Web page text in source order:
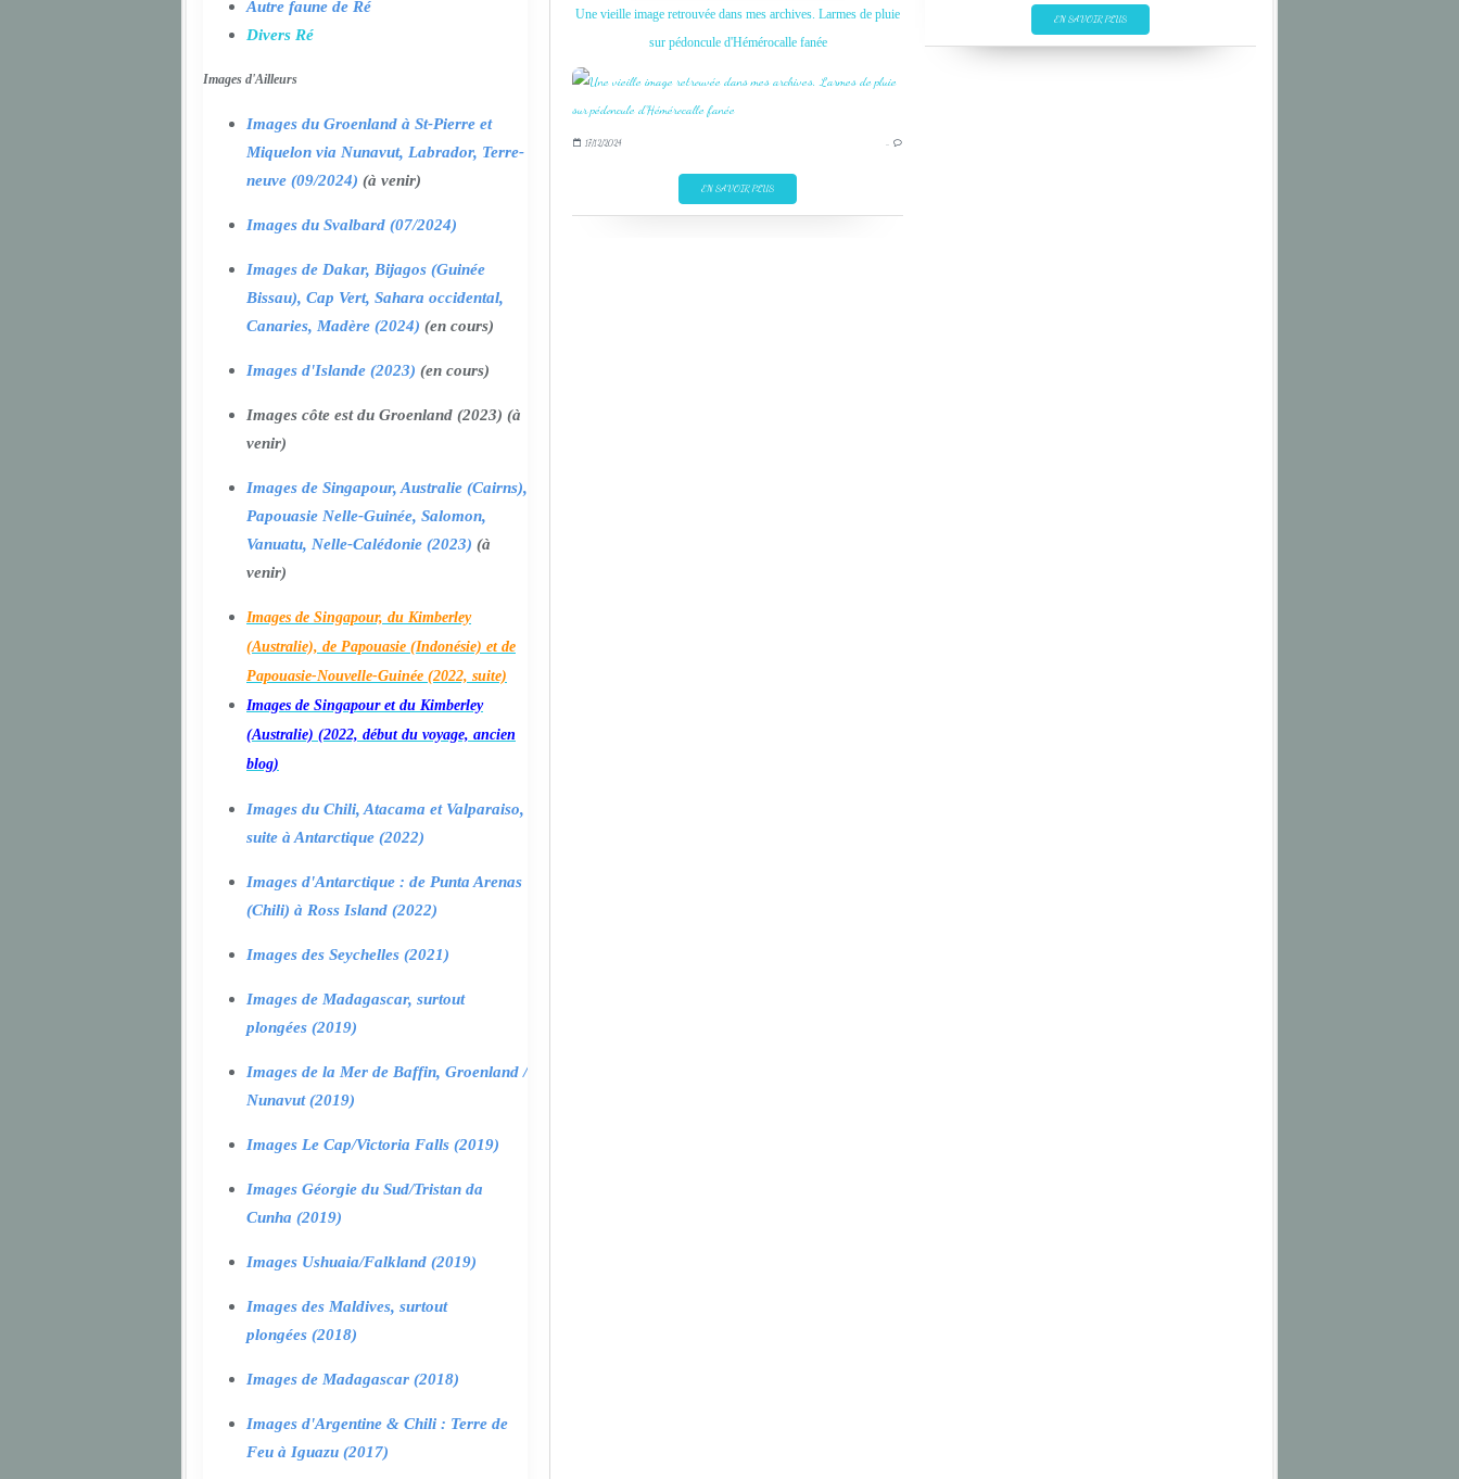
EN SAVOIR PLUS
Une vieille image retrouvée dans mes archives. Larmes de pluie
sur pédoncule d'Hémérocalle fanée
17/12/2024 …
EN SAVOIR PLUS
Autre faune de Ré
Divers Ré
Images d'Ailleurs
Images du Groenland à St-Pierre et
Miquelon via Nunavut, Labrador, Terre-
neuve (09/2024) (à venir)
Images du Svalbard (07/2024)
Images de Dakar, Bijagos (Guinée
Bissau), Cap Vert, Sahara occidental,
Canaries, Madère (2024) (en cours)
Images d'Islande (2023) (en cours)
Images côte est du Groenland (2023) (à
venir)
Images de Singapour, Australie (Cairns),
Papouasie Nelle-Guinée, Salomon,
Vanuatu, Nelle-Calédonie (2023) (à
venir)
Images de Singapour, du Kimberley
(Australie), de Papouasie (Indonésie) et de
Papouasie-Nouvelle-Guinée (2022, suite)
Images de Singapour et du Kimberley
(Australie) (2022, début du voyage, ancien
blog)
Images du Chili, Atacama et Valparaiso,
suite à Antarctique (2022)
Images d'Antarctique : de Punta Arenas
(Chili) à Ross Island (2022)
Images des Seychelles (2021)
Images de Madagascar, surtout
plongées (2019)
Images de la Mer de Baffin, Groenland /
Nunavut (2019)
Images Le Cap/Victoria Falls (2019)
Images Géorgie du Sud/Tristan da
Cunha (2019)
Images Ushuaia/Falkland (2019)
Images des Maldives, surtout
plongées (2018)
Images de Madagascar (2018)
Images d'Argentine & Chili : Terre de
Feu à Iguazu (2017)